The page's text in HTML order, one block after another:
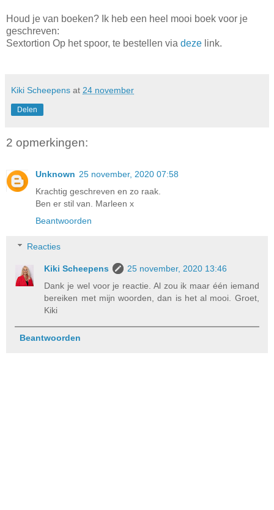
Houd je van boeken? Ik heb een heel mooi boek voor je
geschreven:
Sextortion Op het spoor, te bestellen via deze link.
Kiki Scheepens at 24 november
Delen
2 opmerkingen:
Unknown 25 november, 2020 07:58
Krachtig geschreven en zo raak.
Ben er stil van. Marleen x
Beantwoorden
Reacties
Kiki Scheepens
25 november, 2020 13:46
Dank je wel voor je reactie. Al zou ik maar één iemand
bereiken met mijn woorden, dan is het al mooi. Groet,
Kiki
Beantwoorden